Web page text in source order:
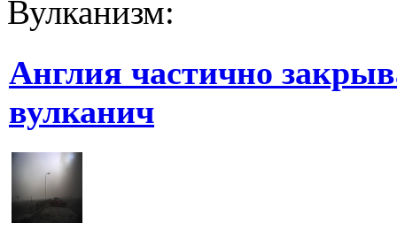
Вулканизм:
Англия частично
вулканич